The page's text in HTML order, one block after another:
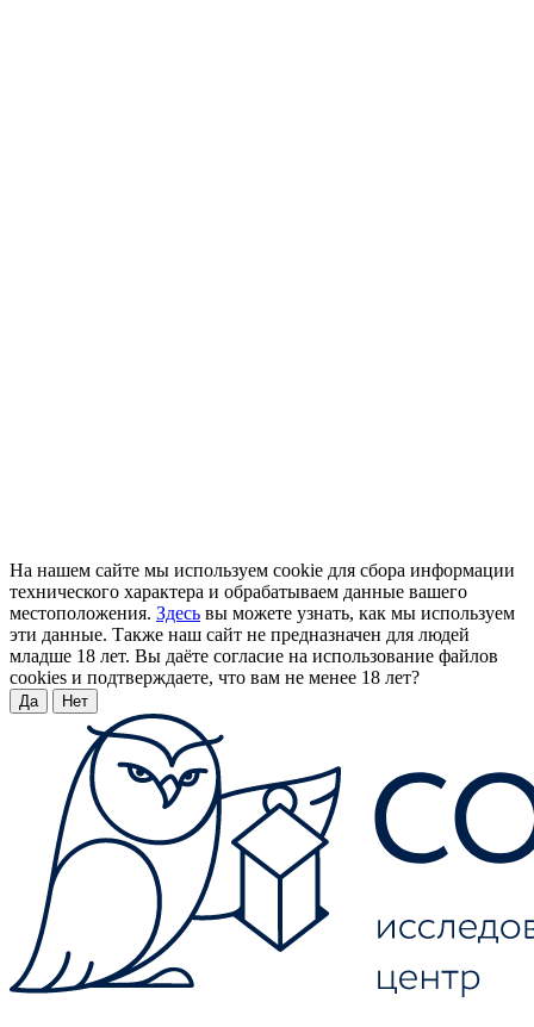
На нашем сайте мы используем cookie для сбора информации
технического характера и обрабатываем данные вашего
местоположения. Здесь вы можете узнать, как мы используем
эти данные. Также наш сайт не предназначен для людей
младше 18 лет. Вы даёте согласие на использование файлов
cookies и подтверждаете, что вам не менее 18 лет?
Да Нет